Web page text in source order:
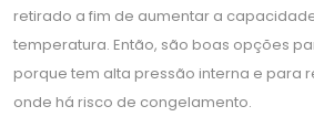
retirado a fim de aumentar a
temperatura. Então, são boas opções
porque tem alta pressão interna e para
onde há risco de congelamento.